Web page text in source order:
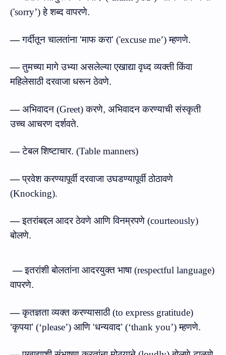
('sorry’) हे शब्‍द वापरणे.
—गर्दीतून चालतांना 'माफ करा’ ('excuse me’) म्हणणे.
— तुमच्या मागे उभ्या असलेल्या एखाद्या वृध्‍द व्‍यक्‍ती किंवा
महिलेसाठी दरवाजा धरून ठेवणे.
— अभिवादन (Greet)करणे, अभिवादन करण्याची संस्कृती
उच्च आचरण दर्शवते.
— टेबल शिष्टाचार. (Table manners)
— प्रवेश करण्‍यापूर्वी दरवाजा उघडण्यापूर्वी ठोठावणे
(Knocking).
— इतरांबद्दल आदर ठेवणे आणि विनम्रपणे (courteously)
बोलणे.
— इतरांशी बोलतांना आदरयुक्त भाषा(respectful language)
वापरणे.
— कृतज्ञता व्यक्त करण्यासाठी (to express gratitude)
‘कृपया’ (‘please’) आणि 'धन्यवाद’ (‘thank you’)म्हणणे.